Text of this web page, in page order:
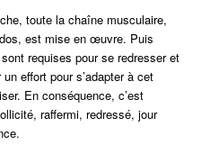
toute la chaîne musculaire,
est mise en œuvre. Puis
requises pour se redresser et
effort pour s’adapter à cet
En conséquence, c’est
raffermi, redressé, jour